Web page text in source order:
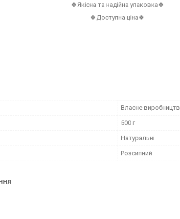
🍀Якісна та надійна упаковка🍀
🍀Доступна ціна🍀
Власне
500 г
Натуральні
Розсипний